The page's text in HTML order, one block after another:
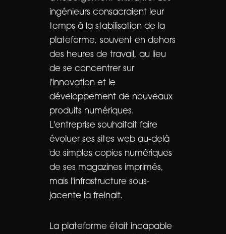
ingénieurs consacraient leur
temps à la stabilisation de la
plateforme, souvent en dehors
des heures de travail, au lieu
de se concentrer sur
l'innovation et le
développement de nouveaux
produits numériques.
L'entreprise souhaitait faire
évoluer ses sites web au-delà
de simples copies numériques
de ses magazines imprimés,
mais l'infrastructure sous-
jacente la freinait.
La plateforme était incapable